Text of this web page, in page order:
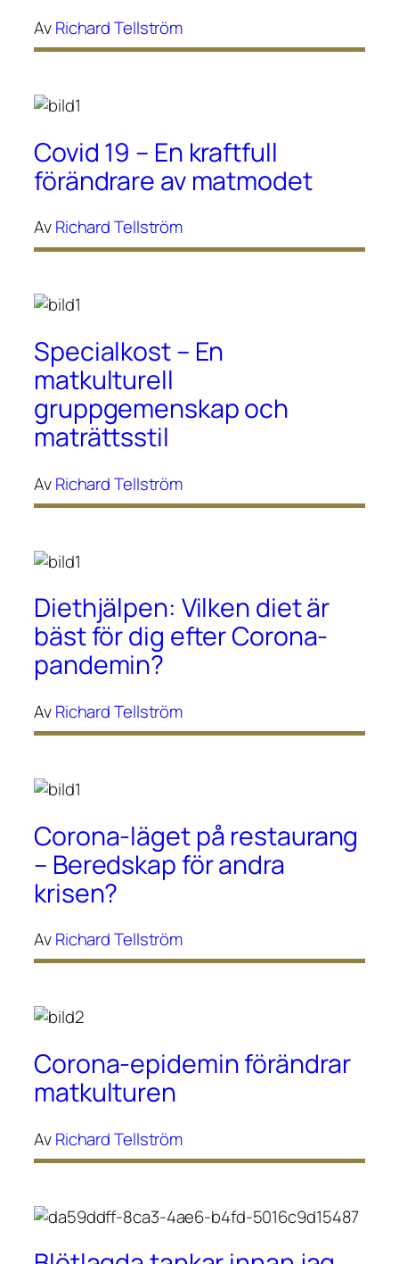
AvRichard Tellström
Covid 19 – En kraftfull
förändrare av matmodet
AvRichard Tellström
Specialkost – En
matkulturell
gruppgemenskap och
maträttsstil
AvRichard Tellström
Diethjälpen: Vilken diet är
bäst för dig efter Corona-
pandemin?
AvRichard Tellström
Corona-läget på restaurang
– Beredskap för andra
krisen?
AvRichard Tellström
Corona-epidemin förändrar
matkulturen
AvRichard Tellström